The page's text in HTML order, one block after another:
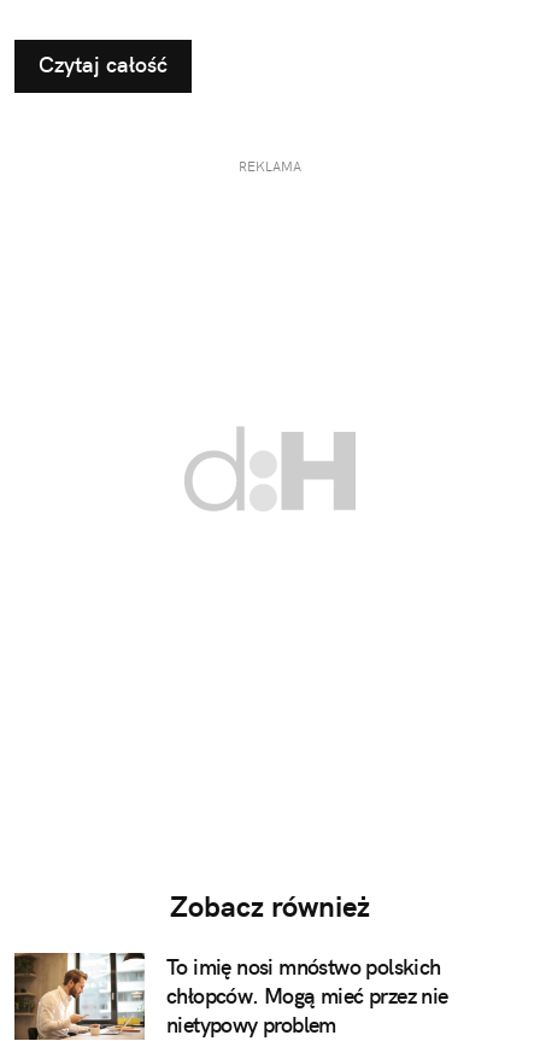
Czytaj całość
REKLAMA
Zobacz również
To imię nosi mnóstwo polskich
chłopców. Mogą mieć przez nie
nietypowy problem